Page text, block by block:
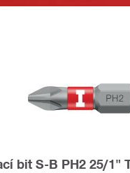
bit S-B PH2 25/1"